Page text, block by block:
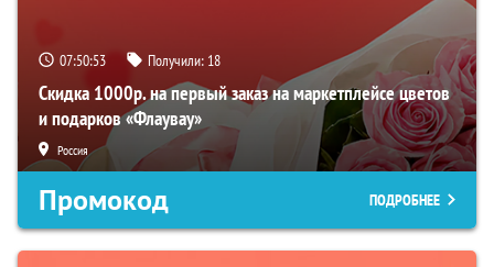
07:50:52 Получили: 18
Скидка 1000р. на первый заказ на маркетплейсе цветов
и подарков «Флаувау»
Россия
Промокод ПОДРОБНЕЕ